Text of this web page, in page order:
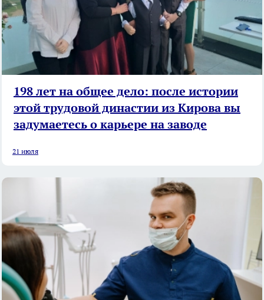
198 лет на общее дело: после истории
этой трудовой династии из Кирова вы
задумаетесь о карьере на заводе
21 июля